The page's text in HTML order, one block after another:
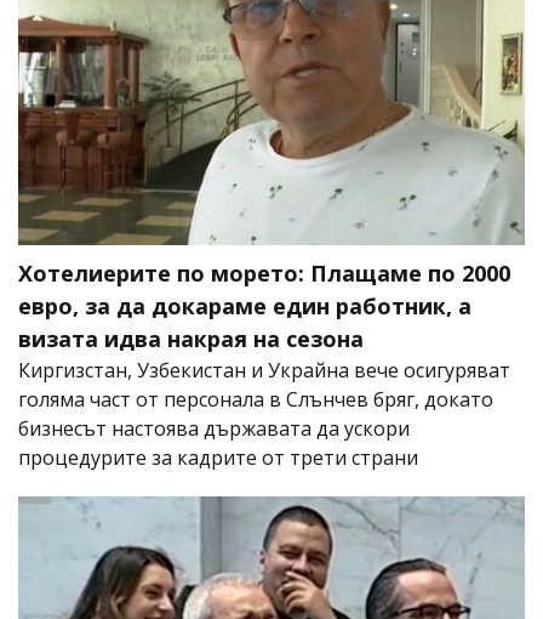
Хотелиерите по морето: Плащаме по 2000
евро, за да докараме един работник, а
визата идва накрая на сезона
Киргизстан, Узбекистан и Украйна вече осигуряват
голяма част от персонала в Слънчев бряг, докато
бизнесът настоява държавата да ускори
процедурите за кадрите от трети страни